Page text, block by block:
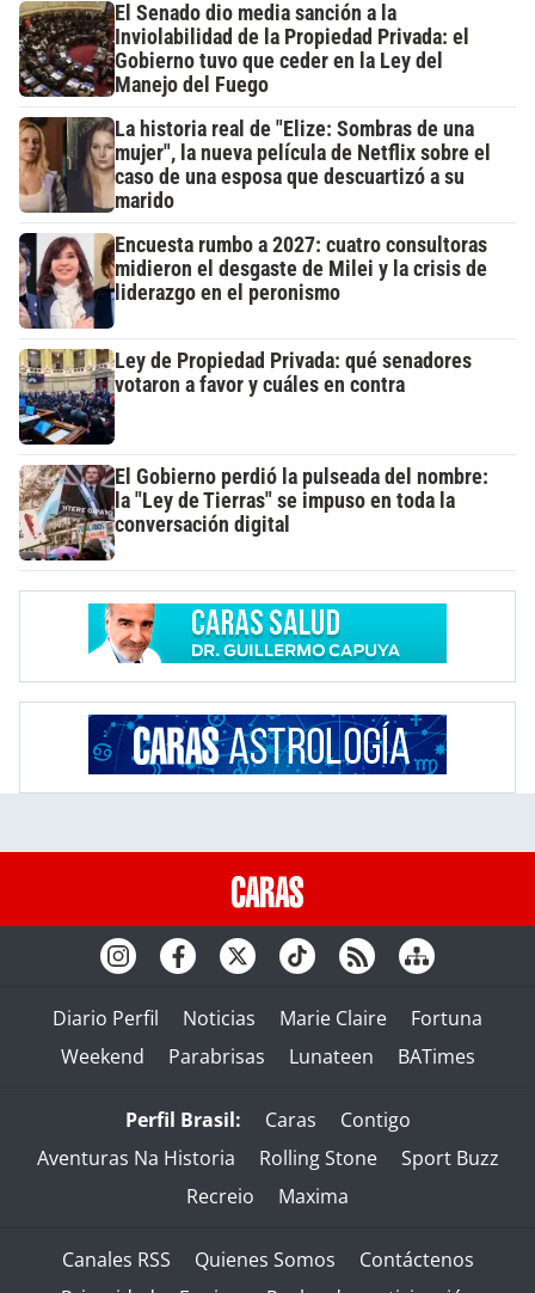
El Senado dio media sanción a la
Inviolabilidad de la Propiedad Privada: el
Gobierno tuvo que ceder en la Ley del
Manejo del Fuego
La historia real de "Elize: Sombras de una
mujer", la nueva película de Netflix sobre el
caso de una esposa que descuartizó a su
marido
Encuesta rumbo a 2027: cuatro consultoras
midieron el desgaste de Milei y la crisis de
liderazgo en el peronismo
Ley de Propiedad Privada: qué senadores
votaron a favor y cuáles en contra
El Gobierno perdió la pulseada del nombre:
la "Ley de Tierras" se impuso en toda la
conversación digital
Diario Perfil Noticias Marie Claire
Fortuna
Weekend
Parabrisas Lunateen BATimes
Perfil Brasil: Caras
Contigo
Aventuras Na Historia
Rolling Stone
Sport Buzz
Recreio
Maxima
Canales RSS Quienes Somos
Contáctenos